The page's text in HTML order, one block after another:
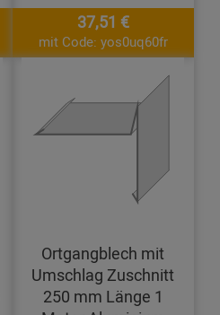
37,51 €
mit Code: yos0uq60fr
Ortgangblech mit
Umschlag Zuschnitt
250 mm Länge 1